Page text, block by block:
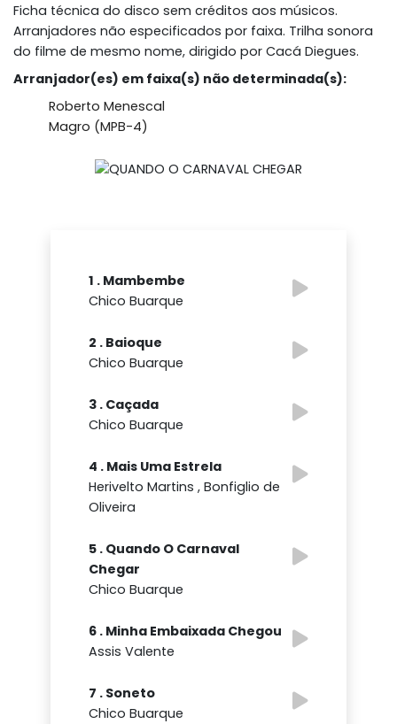
Ficha técnica do disco sem créditos aos músicos.
Arranjadores não especificados por faixa. Trilha sonora
do filme de mesmo nome, dirigido por Cacá Diegues.
Arranjador(es) em faixa(s) não determinada(s):
Roberto Menescal
Magro (MPB-4)
1 . Mambembe
Chico Buarque
2 . Baioque
Chico Buarque
3 . Caçada
Chico Buarque
4 . Mais Uma Estrela
Herivelto Martins , Bonfiglio de
Oliveira
5 . Quando O Carnaval
Chegar
Chico Buarque
6 . Minha Embaixada Chegou
Assis Valente
7 . Soneto
Chico Buarque